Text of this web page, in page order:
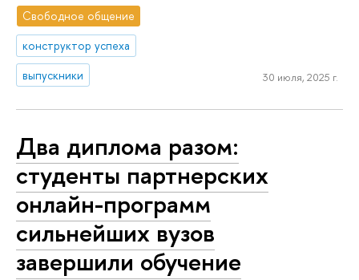
Свободное общение
конструктор успеха
выпускники
30 июля, 2025 г.
Два диплома разом:
студенты партнерских
онлайн-программ
сильнейших вузов
завершили обучение